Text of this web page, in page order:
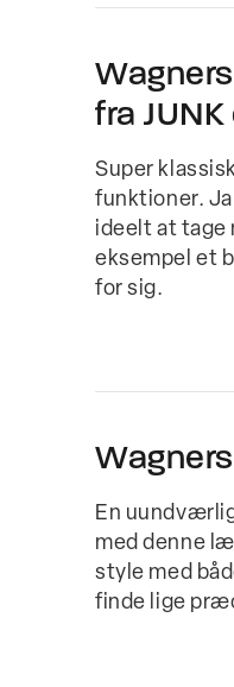
fra JUNK
Super
funktioner.
ideelt at tage
eksempel et
for sig.
En
med denne
style med
finde lige